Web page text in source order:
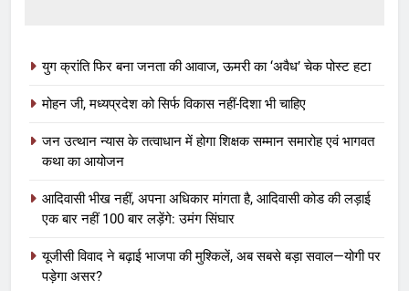
युग क्रांति फिर बना जनता की आवाज, ऊमरी का ‘अवैध’ चेक पोस्ट हटा
मोहन जी, मध्यप्रदेश को सिर्फ विकास नहीं-दिशा भी चाहिए
जन उत्थान न्यास के तत्वाधान में होगा शिक्षक सम्मान समारोह एवं भागवत
कथा का आयोजन
आदिवासी भीख नहीं, अपना अधिकार मांगता है, आदिवासी कोड की लड़ाई
एक बार नहीं 100 बार लड़ेंगे: उमंग सिंघार
यूजीसी विवाद ने बढ़ाई भाजपा की मुश्किलें, अब सबसे बड़ा सवाल—योगी पर
पड़ेगा असर?